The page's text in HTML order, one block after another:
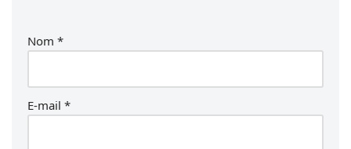
Nom *
E-mail *